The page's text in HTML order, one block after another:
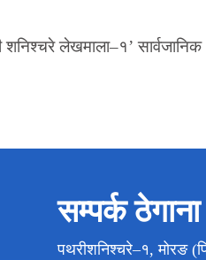
शनिश्चरे लेखमाला–१’ सार्वजानिक
सम्पर्क ठेगाना
पथरीशनिश्चरे–१, मोरङ